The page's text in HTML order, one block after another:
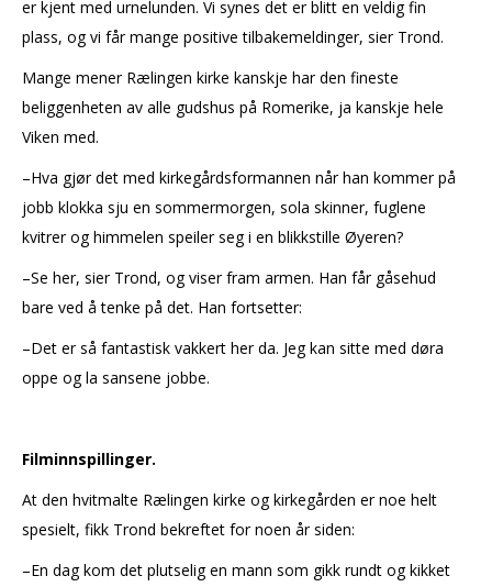
er kjent med urnelunden. Vi synes det er blitt en veldig fin
plass, og vi får mange positive tilbakemeldinger, sier Trond.
Mange mener Rælingen kirke kanskje har den fineste
beliggenheten av alle gudshus på Romerike, ja kanskje hele
Viken med.
–Hva gjør det med kirkegårdsformannen når han kommer på
jobb klokka sju en sommermorgen, sola skinner, fuglene
kvitrer og himmelen speiler seg i en blikkstille Øyeren?
–Se her, sier Trond, og viser fram armen. Han får gåsehud
bare ved å tenke på det. Han fortsetter:
–Det er så fantastisk vakkert her da. Jeg kan sitte med døra
oppe og la sansene jobbe.
Filminnspillinger.
At den hvitmalte Rælingen kirke og kirkegården er noe helt
spesielt, fikk Trond bekreftet for noen år siden:
–En dag kom det plutselig en mann som gikk rundt og kikket